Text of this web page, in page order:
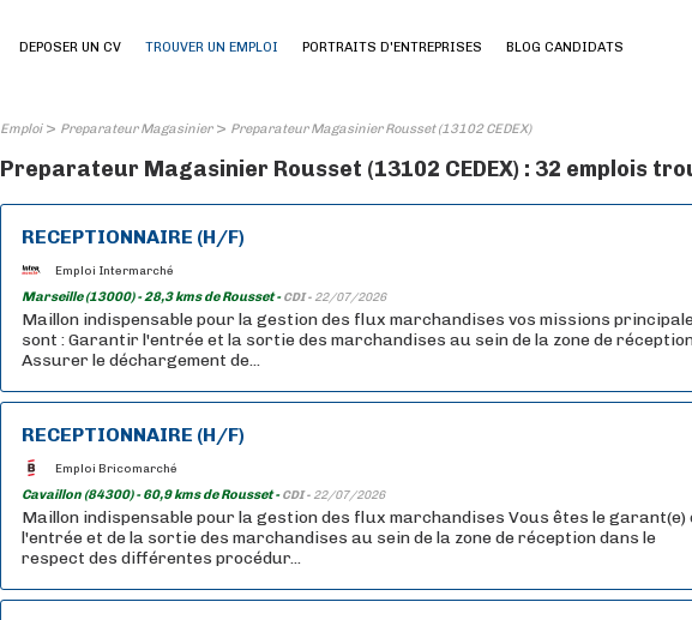
DEPOSER UN CV TROUVER UN EMPLOI PORTRAITS D'ENTREPRISES BLOG CANDIDATS
Emploi> Preparateur Magasinier> Preparateur Magasinier Rousset (13102 CEDEX)
Preparateur Magasinier Rousset (13102 CEDEX) : 32 emplois
RECEPTIONNAIRE (H/F)
Emploi Intermarché
Marseille (13000) - 28,3 kms de Rousset -CDI - 22/07/2026
Maillon indispensable pour la gestion des flux marchandises vos missions
sont : Garantir l'entrée et la sortie des marchandises au sein de la zone de
Assurer le déchargement de...
RECEPTIONNAIRE (H/F)
Emploi Bricomarché
Cavaillon (84300) - 60,9 kms de Rousset -CDI - 22/07/2026
Maillon indispensable pour la gestion des flux marchandises Vous êtes le garant(e)
l'entrée et de la sortie des marchandises au sein de la zone de réception dans le
respect des différentes procédur...